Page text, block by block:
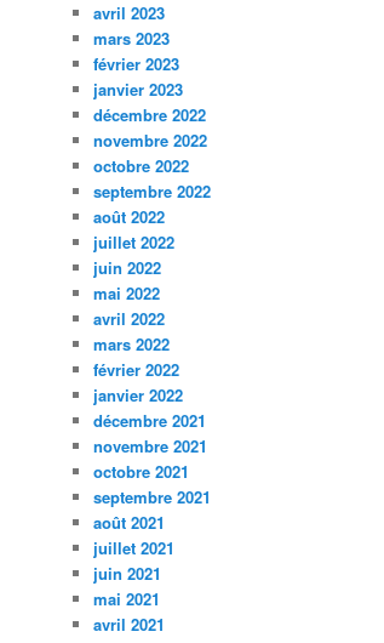
avril 2023
mars 2023
février 2023
janvier 2023
décembre 2022
novembre 2022
octobre 2022
septembre 2022
août 2022
juillet 2022
juin 2022
mai 2022
avril 2022
mars 2022
février 2022
janvier 2022
décembre 2021
novembre 2021
octobre 2021
septembre 2021
août 2021
juillet 2021
juin 2021
mai 2021
avril 2021